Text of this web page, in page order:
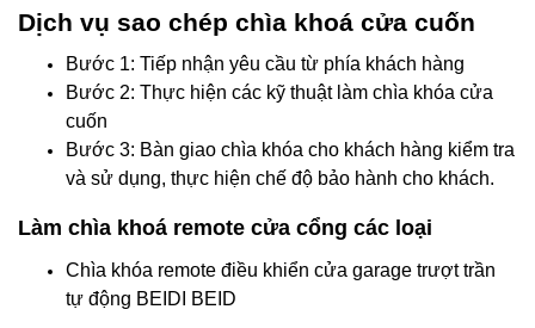
Dịch vụ sao chép chìa khoá cửa cuốn
Bước 1: Tiếp nhận yêu cầu từ phía khách hàng
Bước 2: Thực hiện các kỹ thuật làm chìa khóa cửa
cuốn
Bước 3: Bàn giao chìa khóa cho khách hàng kiểm tra
và sử dụng, thực hiện chế độ bảo hành cho khách.
Làm chìa khoá remote cửa cổng các loại
Chìa khóa remote điều khiển cửa garage trượt trần
tự động BEIDI BEID